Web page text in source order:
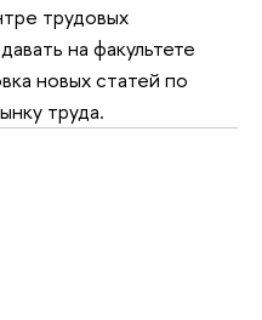
трудовых
на факультете
новых статей по
труда.